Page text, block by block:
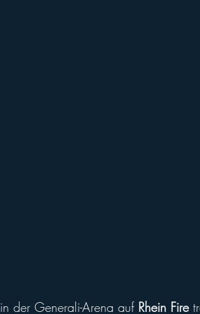
in der Generali-Arena auf Rhein Fire